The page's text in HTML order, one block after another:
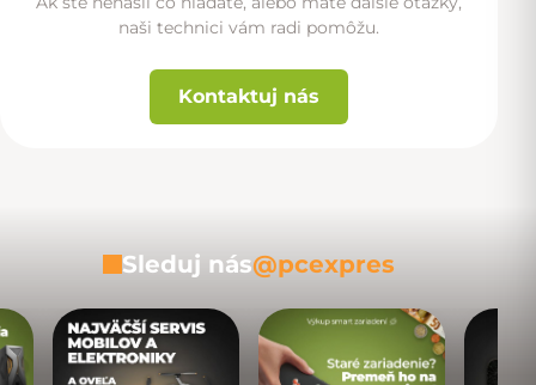
naši technici vám radi pomôžu.
Kontaktuj nás
Sleduj nás@pcexpres